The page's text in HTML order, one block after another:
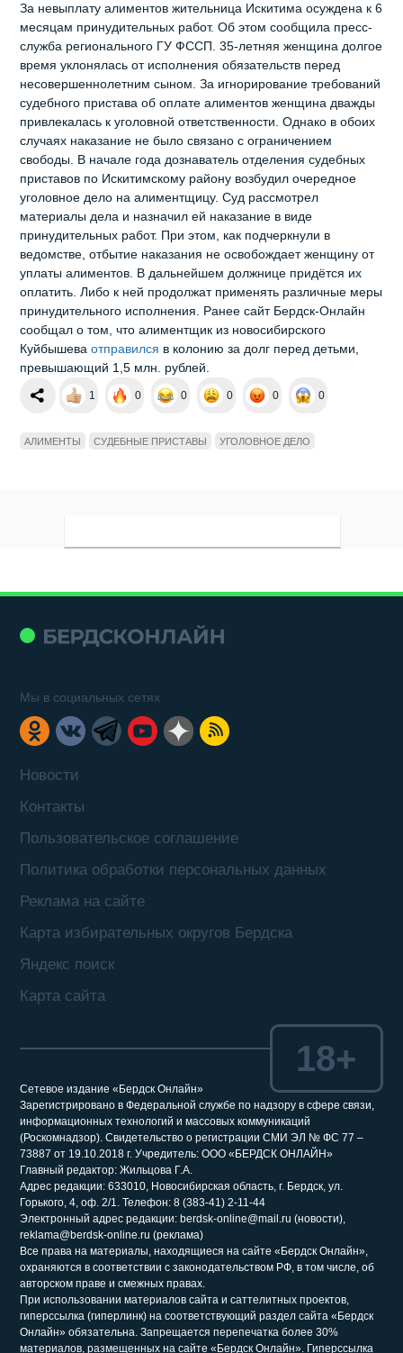
За невыплату алиментов жительница Искитима осуждена к 6
месяцам принудительных работ. Об этом сообщила пресс-
служба регионального ГУ ФССП. 35-летняя женщина долгое
время уклонялась от исполнения обязательств перед
несовершеннолетним сыном. За игнорирование требований
судебного пристава об оплате алиментов женщина дважды
привлекалась к уголовной ответственности. Однако в обоих
случаях наказание не было связано с ограничением
свободы. В начале года дознаватель отделения судебных
приставов по Искитимскому району возбудил очередное
уголовное дело на алиментщицу. Суд рассмотрел
материалы дела и назначил ей наказание в виде
принудительных работ. При этом, как подчеркнули в
ведомстве, отбытие наказания не освобождает женщину от
уплаты алиментов. В дальнейшем должнице придётся их
оплатить. Либо к ней продолжат применять различные меры
принудительного исполнения. Ранее сайт Бердск-Онлайн
сообщал о том, что алиментщик из новосибирского
Куйбышеваотправился в колонию за долг перед детьми,
превышающий 1,5 млн. рублей.
1 0 0 0 0 0
АЛИМЕНТЫ СУДЕБНЫЕ ПРИСТАВЫ УГОЛОВНОЕ ДЕЛО
Новости
Контакты
Пользовательское соглашение
Политика обработки персональных данных
Реклама на сайте
Карта избирательных округов Бердска
Яндекс поиск
Карта сайта
Мы в социальных сетях
Сетевое издание «Бердск Онлайн»
Зарегистрировано в Федеральной службе по надзору в сфере связи,
информационных технологий и массовых коммуникаций
(Роскомнадзор). Свидетельство о регистрации СМИ ЭЛ № ФС 77 –
73887 от 19.10.2018 г. Учредитель: ООО «БЕРДСК ОНЛАЙН»
Главный редактор: Жильцова Г.А.
Адрес редакции: 633010, Новосибирская область, г. Бердск, ул.
Горького, 4, оф. 2/1. Телефон: 8 (383-41) 2-11-44
Электронный адрес редакции: berdsk-online@mail.ru (новости),
reklama@berdsk-online.ru (реклама)
Все права на материалы, находящиеся на сайте «Бердск Онлайн»,
охраняются в соответствии с законодательством РФ, в том числе, об
авторском праве и смежных правах.
При использовании материалов сайта и саттелитных проектов,
гиперссылка (гиперлинк) на соответствующий раздел сайта «Бердск
Онлайн» обязательна. Запрещается перепечатка более 30%
материалов, размещенных на сайте «Бердск Онлайн». Гиперссылка
18+